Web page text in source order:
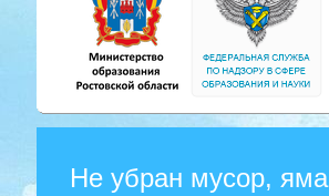
Не убран мусор, яма